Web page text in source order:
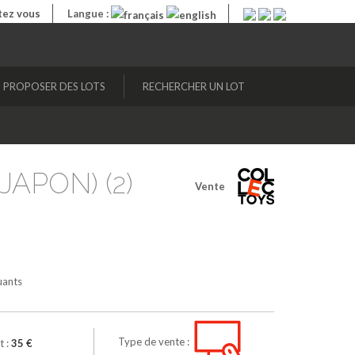
vous Langue :
PROPOSER DES LOTS RECHERCHER UN LOT
Vente
(2)
:35 € Type de vente :